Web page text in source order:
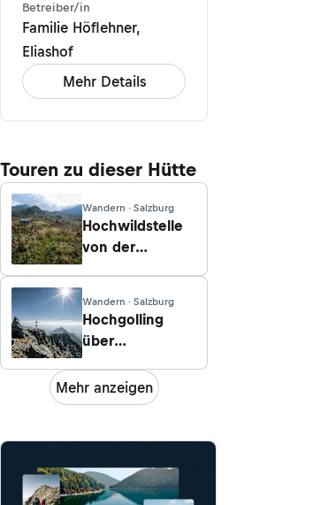
Betreiber/in
Familie Höflehner,
Eliashof
Mehr Details
Touren zu dieser Hütte
Wandern · Salzburg
Hochwildstelle
von der
Wandern · Salzburg
Hochgolling
über
Mehr anzeigen